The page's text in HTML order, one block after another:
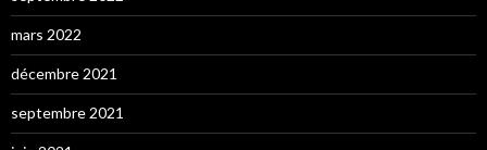
mars 2022
décembre 2021
septembre 2021